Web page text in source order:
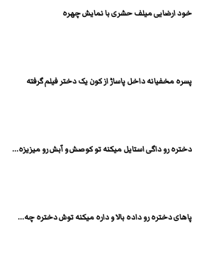
خود ارضایی میلف حشری با نمایش چهره
پسره مخفیانه داخل پاساژ از کون یک دختر فیلم گرفته
دختره رو داگی استایل میکنه تو کوصش و آبش رو میزیزه...
پاهای دختره رو داده بالا و داره میکنه توش دختره چه...